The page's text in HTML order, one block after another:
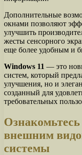
Дополнительные
окнами позволяют
улучшить
жесты сенсорного
еще более удобным и
Windows 11 — это
систем, который
улучшения, но и
созданный для
требовательных
внешним
системы